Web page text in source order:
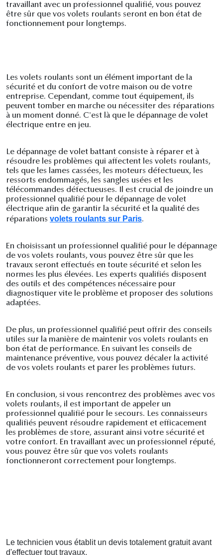
travaillant avec un professionnel qualifié, vous pouvez
être sûr que vos volets roulants seront en bon état de
fonctionnement pour longtemps.
Les volets roulants sont un élément important de la
sécurité et du confort de votre maison ou de votre
entreprise. Cependant, comme tout équipement, ils
peuvent tomber en marche ou nécessiter des réparations
à un moment donné. C'est là que le dépannage de volet
électrique entre en jeu.
Le dépannage de volet battant consiste à réparer et à
résoudre les problèmes qui affectent les volets roulants,
tels que les lames cassées, les moteurs défectueux, les
ressorts endommagés, les sangles usées et les
télécommandes défectueuses. Il est crucial de joindre un
professionnel qualifié pour le dépannage de volet
électrique afin de garantir la sécurité et la qualité des
réparations volets roulants sur Paris.
En choisissant un professionnel qualifié pour le dépannage
de vos volets roulants, vous pouvez être sûr que les
travaux seront effectués en toute sécurité et selon les
normes les plus élevées. Les experts qualifiés disposent
des outils et des compétences nécessaire pour
diagnostiquer vite le problème et proposer des solutions
adaptées.
De plus, un professionnel qualifié peut offrir des conseils
utiles sur la manière de maintenir vos volets roulants en
bon état de performance. En suivant les conseils de
maintenance préventive, vous pouvez décaler la activité
de vos volets roulants et parer les problèmes futurs.
En conclusion, si vous rencontrez des problèmes avec vos
volets roulants, il est important de appeler un
professionnel qualifié pour le secours. Les connaisseurs
qualifiés peuvent résoudre rapidement et efficacement
les problèmes de store, assurant ainsi votre sécurité et
votre confort. En travaillant avec un professionnel réputé,
vous pouvez être sûr que vos volets roulants
fonctionneront correctement pour longtemps.
Le technicien vous établit un devis totalement gratuit avant
d'effectuer tout travaux.